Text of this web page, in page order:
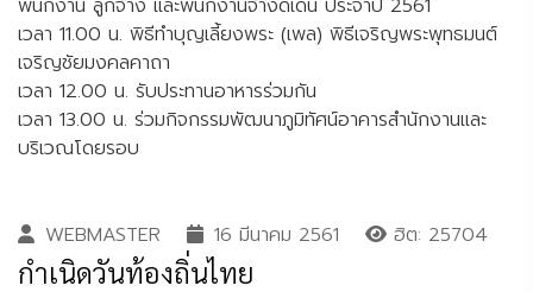
เวลา 11.00 น. พิธีทำบุญเลี้ยงพระ (เพล) พิธีเจริญพระพุทธมนต์
เจริญชัยมงคลคาถา
เวลา 12.00 น. รับประทานอาหารร่วมกัน
เวลา 13.00 น. ร่วมกิจกรรมพัฒนาภูมิทัศน์อาคารสำนักงานและ
บริเวณโดยรอบ
WEBMASTER 16 มีนาคม 2561 ฮิต: 25704
กำเนิดวันท้องถิ่นไทย